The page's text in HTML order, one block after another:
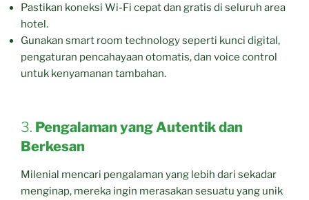
Pastikan koneksi Wi-Fi cepat dan gratis di seluruh area
hotel.
Gunakan smart room technology seperti kunci digital,
pengaturan pencahayaan otomatis, dan voice control
untuk kenyamanan tambahan.
3. Pengalaman yang Autentik dan
Berkesan
Milenial mencari pengalaman yang lebih dari sekadar
menginap, mereka ingin merasakan sesuatu yang unik